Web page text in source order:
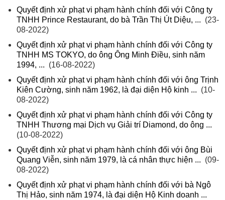
Quyết định xử phạt vi phạm hành chính đối với Công ty
TNHH Prince Restaurant, do bà Trần Thị Út Diệu, ... (23-
08-2022)
Quyết định xử phạt vi phạm hành chính đối với Công ty
TNHH MS TOKYO, do ông Ông Minh Điều, sinh năm
1994, ... (16-08-2022)
Quyết định xử phạt vi phạm hành chính đối với ông Trịnh
Kiên Cường, sinh năm 1962, là đại diện Hộ kinh ... (10-
08-2022)
Quyết định xử phạt vi phạm hành chính đối với Công ty
TNHH Thương mại Dịch vụ Giải trí Diamond, do ông ...
(10-08-2022)
Quyết định xử phạt vi phạm hành chính đối với ông Bùi
Quang Viễn, sinh năm 1979, là cá nhân thực hiện ... (09-
08-2022)
Quyết định xử phạt vi phạm hành chính đối với bà Ngô
Thị Hảo, sinh năm 1974, là đại diện Hộ Kinh doanh ...